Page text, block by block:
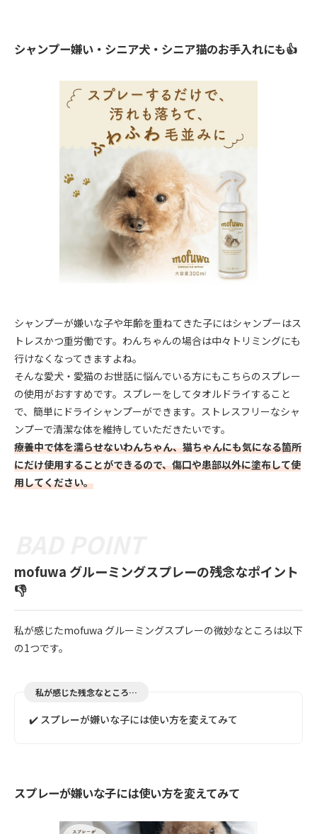
シャンプー嫌い・シニア犬・シニア猫のお手入れにも👍
シャンプーが嫌いな子や年齢を重ねてきた子にはシャンプーはス
トレスかつ重労働です。わんちゃんの場合は中々トリミングにも
行けなくなってきますよね。
そんな愛犬・愛猫のお世話に悩んでいる方にもこちらのスプレー
の使用がおすすめです。スプレーをしてタオルドライすること
で、簡単にドライシャンプーができます。ストレスフリーなシャ
ンプーで清潔な体を維持していただきたいです。
療養中で体を濡らせないわんちゃん、猫ちゃんにも気になる箇所
にだけ使用することができるので、傷口や患部以外に塗布して使
用してください。
mofuwa グルーミングスプレーの残念なポイント
👎
私が感じたmofuwa グルーミングスプレーの微妙なところは以下
の1つです。
私が感じた残念なところ…
✔️ スプレーが嫌いな子には使い方を変えてみて
スプレーが嫌いな子には使い方を変えてみて